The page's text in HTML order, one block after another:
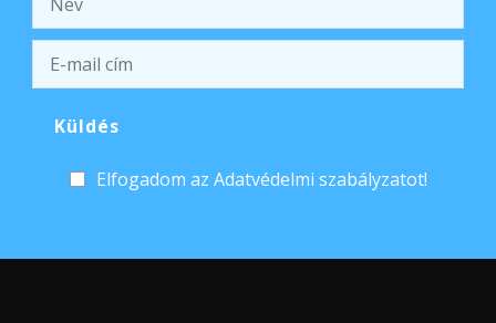
Elfogadom az Adatvédelmi szabályzatot!